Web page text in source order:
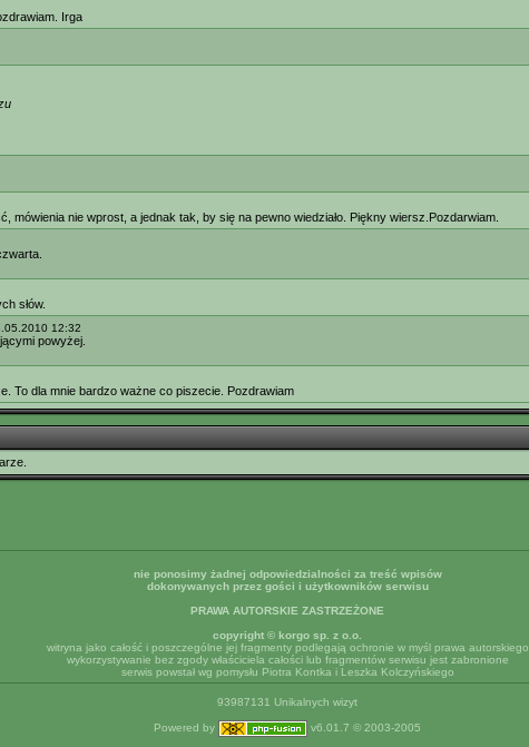
Irga
mówienia nie wprost, a jednak tak, by się na pewno wiedziało. Piękny wiersz.Pozdarwiam.
słów.
12:32
powyżej.
To dla mnie bardzo ważne co piszecie. Pozdrawiam
nie ponosimy żadnej odpowiedzialności za treść wpisów
dokonywanych przez gości i użytkowników serwisu
PRAWA AUTORSKIE ZASTRZEŻONE
copyright © korgo sp. z o.o.
witryna jako całość i poszczególne jej fragmenty podlegają ochronie w myśl prawa autorskiego
wykorzystywanie bez zgody właściciela całości lub fragmentów serwisu jest zabronione
serwis powstał wg pomysłu Piotra Kontka i Leszka Kolczyńskiego
93987131 Unikalnych wizyt
Powered by v6.01.7 © 2003-2005